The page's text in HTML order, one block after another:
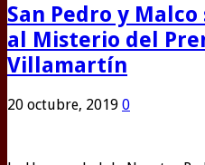
San Pedro y
al Misterio del
Villamartín
20 octubre, 2019 0